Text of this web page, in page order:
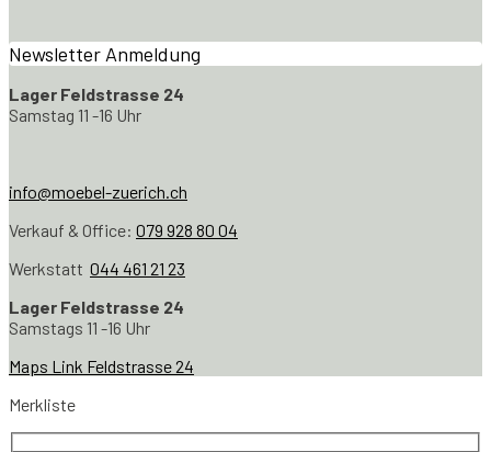
Newsletter Anmeldung
Lager Feldstrasse 24
Samstag 11 -16 Uhr
info@moebel-zuerich.ch
Verkauf & Office: 079 928 80 04
Werkstatt 044 461 21 23
Lager Feldstrasse 24
Samstags 11 -16 Uhr
Maps Link Feldstrasse 24
Merkliste